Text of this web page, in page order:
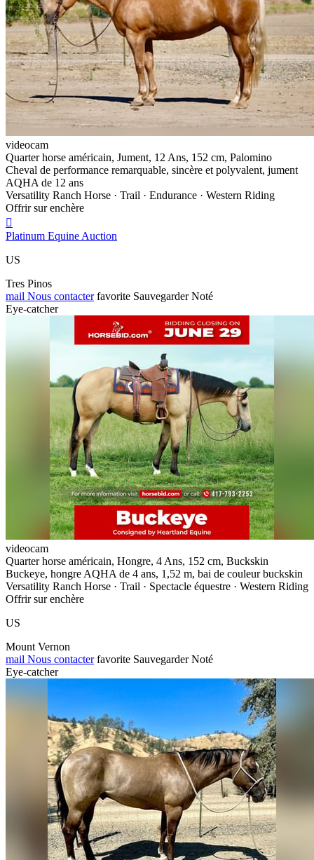
videocam
Quarter horse américain, Jument, 12 Ans, 152 cm, Palomino
Cheval de performance remarquable, sincère et polyvalent, jument
AQHA de 12 ans
Versatility Ranch Horse · Trail · Endurance · Western Riding
Offrir sur enchère

Platinum Equine Auction
US
Tres Pinos
mail Nous contacter favorite Sauvegarder Noté
Eye-catcher
videocam
Quarter horse américain, Hongre, 4 Ans, 152 cm, Buckskin
Buckeye, hongre AQHA de 4 ans, 1,52 m, bai de couleur buckskin
Versatility Ranch Horse · Trail · Spectacle équestre · Western Riding
Offrir sur enchère
US
Mount Vernon
mail Nous contacter favorite Sauvegarder Noté
Eye-catcher